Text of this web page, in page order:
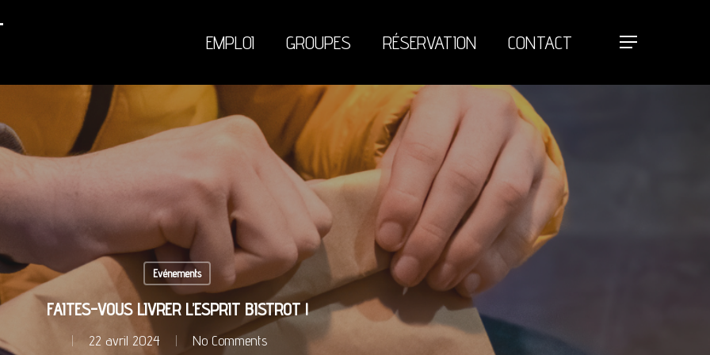
EMPLOI GROUPES RÉSERVATION CONTACT Menu
Evénements
FAITES-VOUS LIVRER L’ESPRIT BISTROT !
22 avril 2024 No Comments